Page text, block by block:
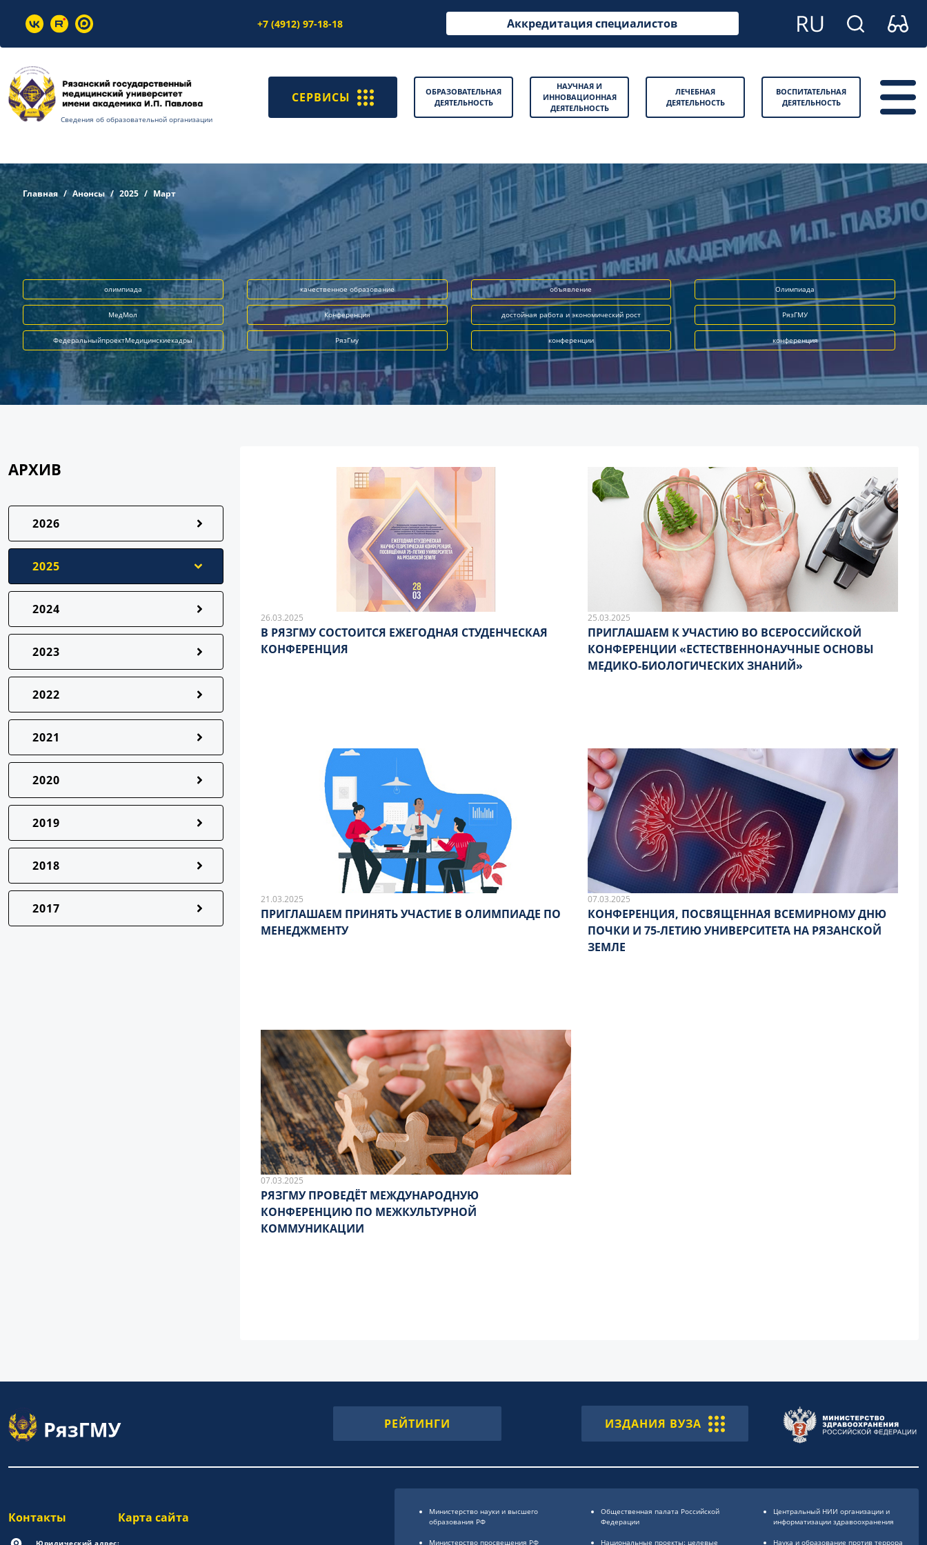
+7 (4912) 97-18-18 Аккредитация специалистов
Сведения об образовательной организации
СЕРВИСЫ
ОБРАЗОВАТЕЛЬНАЯ
ДЕЯТЕЛЬНОСТЬ
НАУЧНАЯ И
ИННОВАЦИОННАЯ
ДЕЯТЕЛЬНОСТЬ
ЛЕЧЕБНАЯ
ДЕЯТЕЛЬНОСТЬ
ВОСПИТАТЕЛЬНАЯ
ДЕЯТЕЛЬНОСТЬ
Главная Анонсы 2025 Март
олимпиада качественное образование объявление Олимпиада
МедМол Конференция достойная работа и экономический рост РязГМУ
ФедеральныйпроектМедицинскиекадры РязГму конференции конференция
АРХИВ
2026
2025
2024
2023
2022
2021
2020
2019
2018
2017
26.03.2025
В РЯЗГМУ СОСТОИТСЯ ЕЖЕГОДНАЯ СТУДЕНЧЕСКАЯ
КОНФЕРЕНЦИЯ
25.03.2025
ПРИГЛАШАЕМ К УЧАСТИЮ ВО ВСЕРОССИЙСКОЙ
КОНФЕРЕНЦИИ «ЕСТЕСТВЕННОНАУЧНЫЕ ОСНОВЫ
МЕДИКО-БИОЛОГИЧЕСКИХ ЗНАНИЙ»
21.03.2025
ПРИГЛАШАЕМ ПРИНЯТЬ УЧАСТИЕ В ОЛИМПИАДЕ ПО
МЕНЕДЖМЕНТУ
07.03.2025
КОНФЕРЕНЦИЯ, ПОСВЯЩЕННАЯ ВСЕМИРНОМУ ДНЮ
ПОЧКИ И 75-ЛЕТИЮ УНИВЕРСИТЕТА НА РЯЗАНСКОЙ
ЗЕМЛЕ
07.03.2025
РЯЗГМУ ПРОВЕДЁТ МЕЖДУНАРОДНУЮ
КОНФЕРЕНЦИЮ ПО МЕЖКУЛЬТУРНОЙ
КОММУНИКАЦИИ
РЕЙТИНГИ ИЗДАНИЯ ВУЗА
Контакты Карта сайта
Юридический адрес:
Министерство науки и высшего
образования РФ
Министерство просвещения РФ
Общественная палата Российской
Федерации
Национальные проекты: целевые
Центральный НИИ организации и
информатизации здравоохранения
Наука и образование против террора